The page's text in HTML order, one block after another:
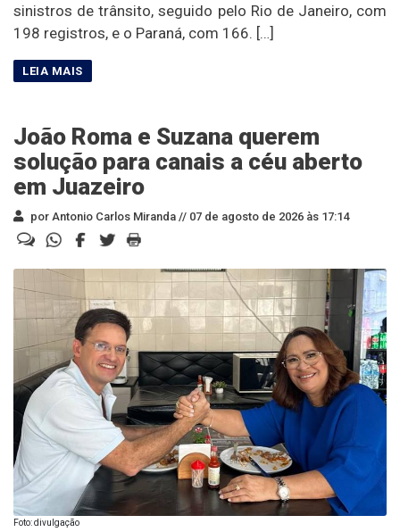
sinistros de trânsito, seguido pelo Rio de Janeiro, com
198 registros, e o Paraná, com 166. […]
João Roma e Suzana querem
solução para canais a céu aberto
em Juazeiro
por Antonio Carlos Miranda // 07 de agosto de 2026 às 17:14
Foto: divulgação